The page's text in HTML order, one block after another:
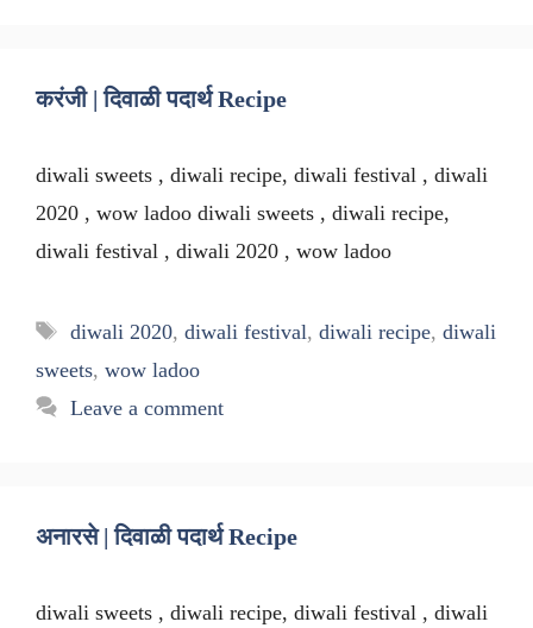
करंजी | दिवाळी पदार्थ Recipe
diwali sweets , diwali recipe, diwali festival , diwali
2020 , wow ladoo diwali sweets , diwali recipe,
diwali festival , diwali 2020 , wow ladoo
Tags
diwali 2020, diwali festival, diwali recipe, diwali
sweets, wow ladoo
Leave a comment
अनारसे | दिवाळी पदार्थ Recipe
diwali sweets , diwali recipe, diwali festival , diwali